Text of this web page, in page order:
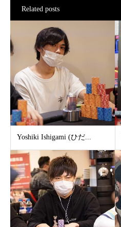
Related posts
Yoshiki Ishigami (ひだ...